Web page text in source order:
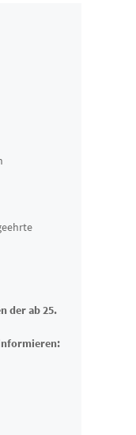
der ab 25.